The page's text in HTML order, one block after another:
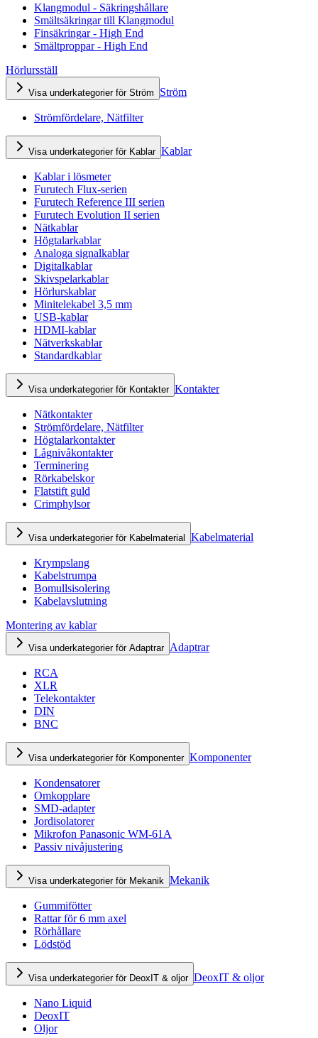
Klangmodul - Säkringshållare
Smältsäkringar till Klangmodul
Finsäkringar - High End
Smältproppar - High End
Hörlursställ
Visa underkategorier för Ström Ström
Strömfördelare, Nätfilter
Visa underkategorier för Kablar Kablar
Kablar i lösmeter
Furutech Flux-serien
Furutech Reference III serien
Furutech Evolution II serien
Nätkablar
Högtalarkablar
Analoga signalkablar
Digitalkablar
Skivspelarkablar
Hörlurskablar
Minitelekabel 3,5 mm
USB-kablar
HDMI-kablar
Nätverkskablar
Standardkablar
Visa underkategorier för Kontakter Kontakter
Nätkontakter
Strömfördelare, Nätfilter
Högtalarkontakter
Lågnivåkontakter
Terminering
Rörkabelskor
Flatstift guld
Crimphylsor
Visa underkategorier för Kabelmaterial Kabelmaterial
Krympslang
Kabelstrumpa
Bomullsisolering
Kabelavslutning
Montering av kablar
Visa underkategorier för Adaptrar Adaptrar
RCA
XLR
Telekontakter
DIN
BNC
Visa underkategorier för Komponenter Komponenter
Kondensatorer
Omkopplare
SMD-adapter
Jordisolatorer
Mikrofon Panasonic WM-61A
Passiv nivåjustering
Visa underkategorier för Mekanik Mekanik
Gummifötter
Rattar för 6 mm axel
Rörhållare
Lödstöd
Visa underkategorier för DeoxIT & oljor DeoxIT & oljor
Nano Liquid
DeoxIT
Oljor